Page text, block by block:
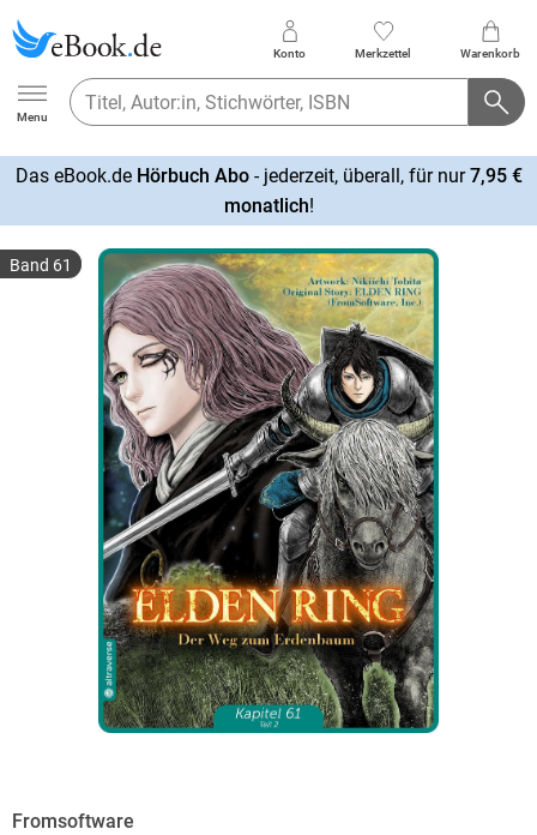
Ebook.de
Menu
Konto Merkzettel Warenkorb
Das eBook.de Hörbuch Abo- jederzeit, überall, für nur7,95 €
monatlich!
Band 61
Fromsoftware